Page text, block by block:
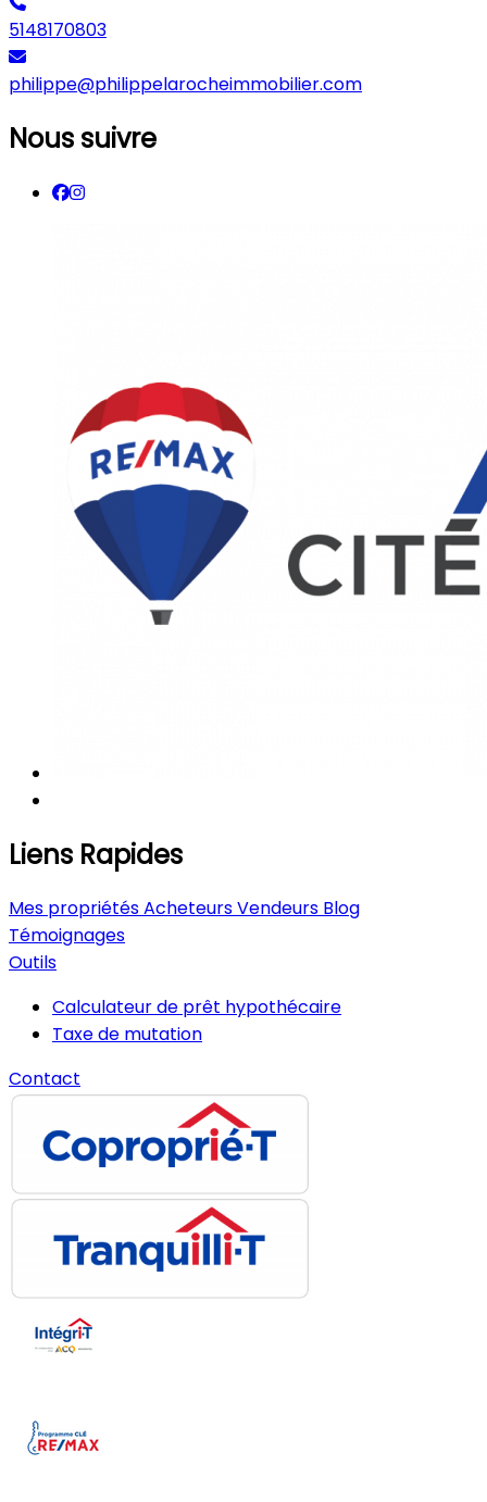
5148170803
philippe@philippelarocheimmobilier.com
Nous suivre
Liens Rapides
Mes propriétésAcheteursVendeurs Blog
Témoignages
Outils
Calculateur de prêt hypothécaire
Taxe de mutation
Contact